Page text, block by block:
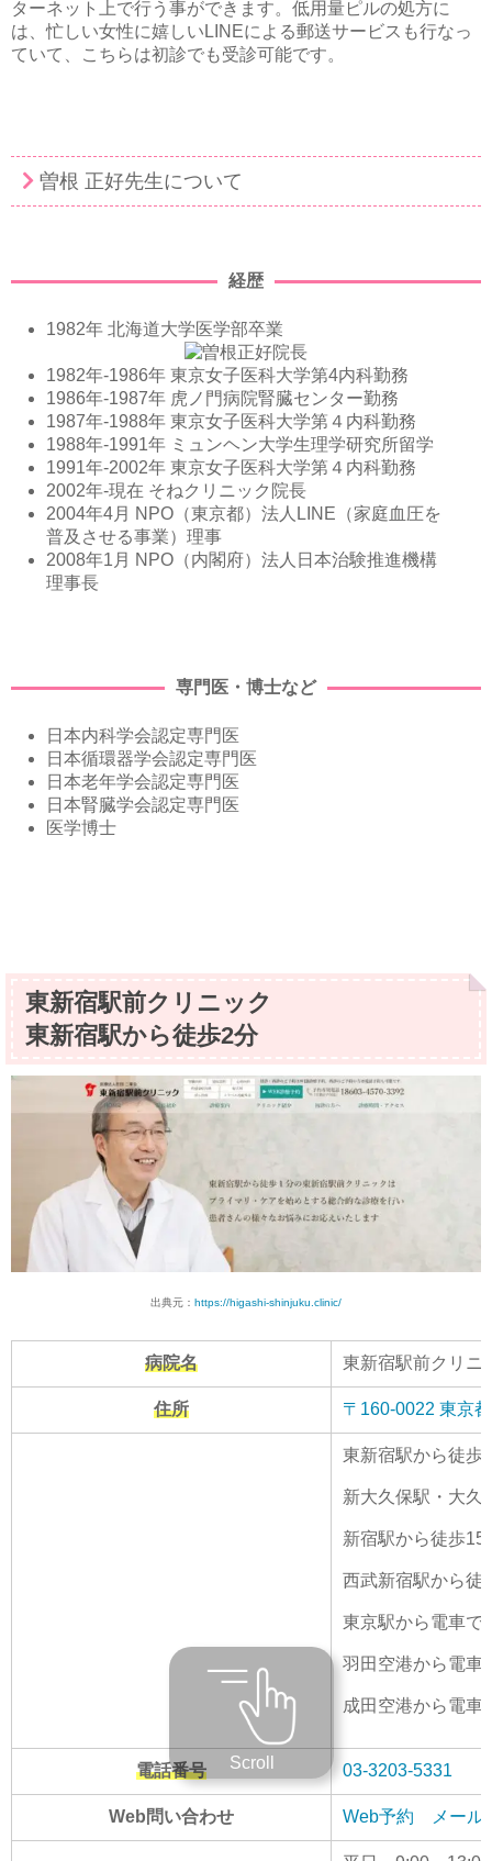
ターネット上で行う事ができます。低用量ピルの処方に
は、忙しい女性に嬉しいLINEによる郵送サービスも行なっ
ていて、こちらは初診でも受診可能です。
曽根 正好先生について
経歴
1982年 北海道大学医学部卒業
1982年-1986年 東京女子医科大学第4内科勤務
1986年-1987年 虎ノ門病院腎臓センター勤務
1987年-1988年 東京女子医科大学第４内科勤務
1988年-1991年 ミュンヘン大学生理学研究所留学
1991年-2002年 東京女子医科大学第４内科勤務
2002年-現在 そねクリニック院長
2004年4月 NPO（東京都）法人LINE（家庭血圧を
普及させる事業）理事
2008年1月 NPO（内閣府）法人日本治験推進機構
理事長
専門医・博士など
日本内科学会認定専門医
日本循環器学会認定専門医
日本老年学会認定専門医
日本腎臓学会認定専門医
医学博士
東新宿駅前クリニック
東新宿駅から徒歩2分
出典元： https://higashi-shinjuku.clinic/
病院名 東新宿駅前クリニ
住所 〒160-0022 東京
東新宿駅から徒歩
新大久保駅・大久
新宿駅から徒歩15
西武新宿駅から徒
東京駅から電車で
羽田空港から電車
成田空港から電車
電話番号 03-3203-5331
Web問い合わせ Web予約 メール
Scroll